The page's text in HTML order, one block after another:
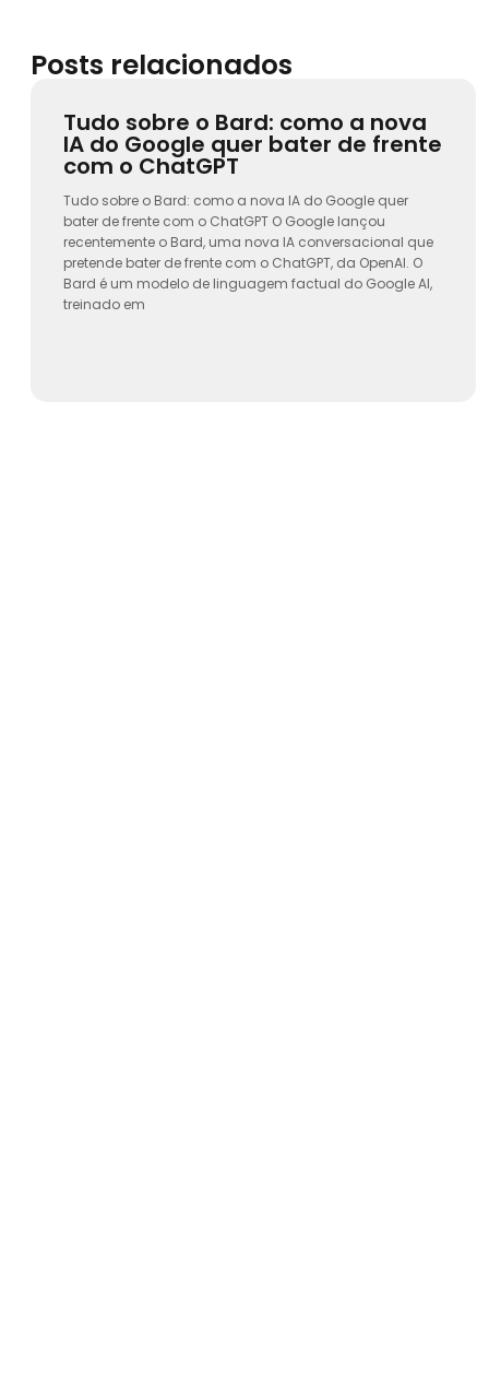
Posts relacionados
Tudo sobre o Bard: como a nova
IA do Google quer bater de frente
com o ChatGPT
Tudo sobre o Bard: como a nova IA do Google quer
bater de frente com o ChatGPT O Google lançou
recentemente o Bard, uma nova IA conversacional que
pretende bater de frente com o ChatGPT, da OpenAI. O
Bard é um modelo de linguagem factual do Google AI,
treinado em